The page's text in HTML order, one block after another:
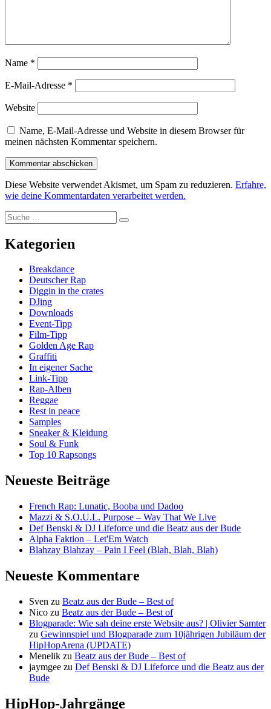
Name *
E-Mail-Adresse *
Website
Name, E-Mail-Adresse und Website in diesem Browser für
meinen nächsten Kommentar speichern.
Diese Website verwendet Akismet, um Spam zu reduzieren. Erfahre,
wie deine Kommentardaten verarbeitet werden.
Suche
nach:
Suche
Kategorien
Breakdance
Deutscher Rap
Diggin in the crates
DJing
Downloads
Event-Tipp
Film-Tipp
Golden Age Rap
Graffiti
In eigener Sache
Link-Tipp
Rap-Alben
Reggae
Rest in peace
Samples
Sneaker & Kleidung
Soul & Funk
Top 10 Rapsongs
Neueste Beiträge
French Rap: Lunatic, Booba und Dadoo
Mazzi & S.O.U.L. Purpose – Way That We Live
Def Benski & DJ Lifeforce und die Beatz aus der Bude
Alpha Faktion – Let'Em Watch
Blahzay Blahzay – Pain I Feel (Blah, Blah, Blah)
Neueste Kommentare
Sven zu Beatz aus der Bude – Best of
Nico zu Beatz aus der Bude – Best of
Blogparade: Wie sah deine erste Website aus? | Olivier Samter
zu Gewinnspiel und Blogparade zum 10jährigen Jubiläum der
HipHopArena (UPDATE)
Menelik zu Beatz aus der Bude – Best of
jaymgee zu Def Benski & DJ Lifeforce und die Beatz aus der
Bude
HipHop-Jahrgänge